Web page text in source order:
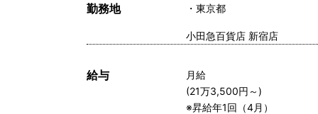
勤務地 東京都
小田急百貨店 新宿店
給与
月給
(21万3,500円～)
※昇給年1回（4月）